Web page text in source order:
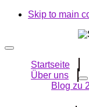
Skip to main
Startseite
Über uns
Blog zu